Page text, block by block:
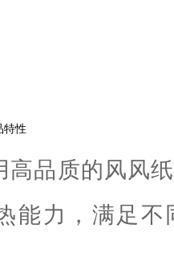
特性
高品质的风风
能力，满足不